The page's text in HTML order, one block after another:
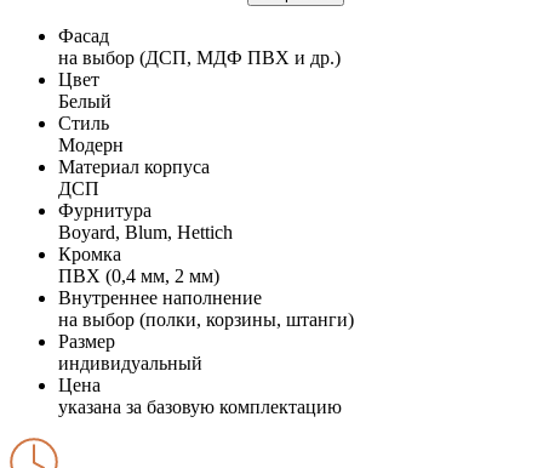
Фасад
на выбор (ДСП, МДФ ПВХ и др.)
Цвет
Белый
Стиль
Модерн
Материал корпуса
ДСП
Фурнитура
Boyard, Blum, Hettich
Кромка
ПВХ (0,4 мм, 2 мм)
Внутреннее наполнение
на выбор (полки, корзины, штанги)
Размер
индивидуальный
Цена
указана за базовую комплектацию